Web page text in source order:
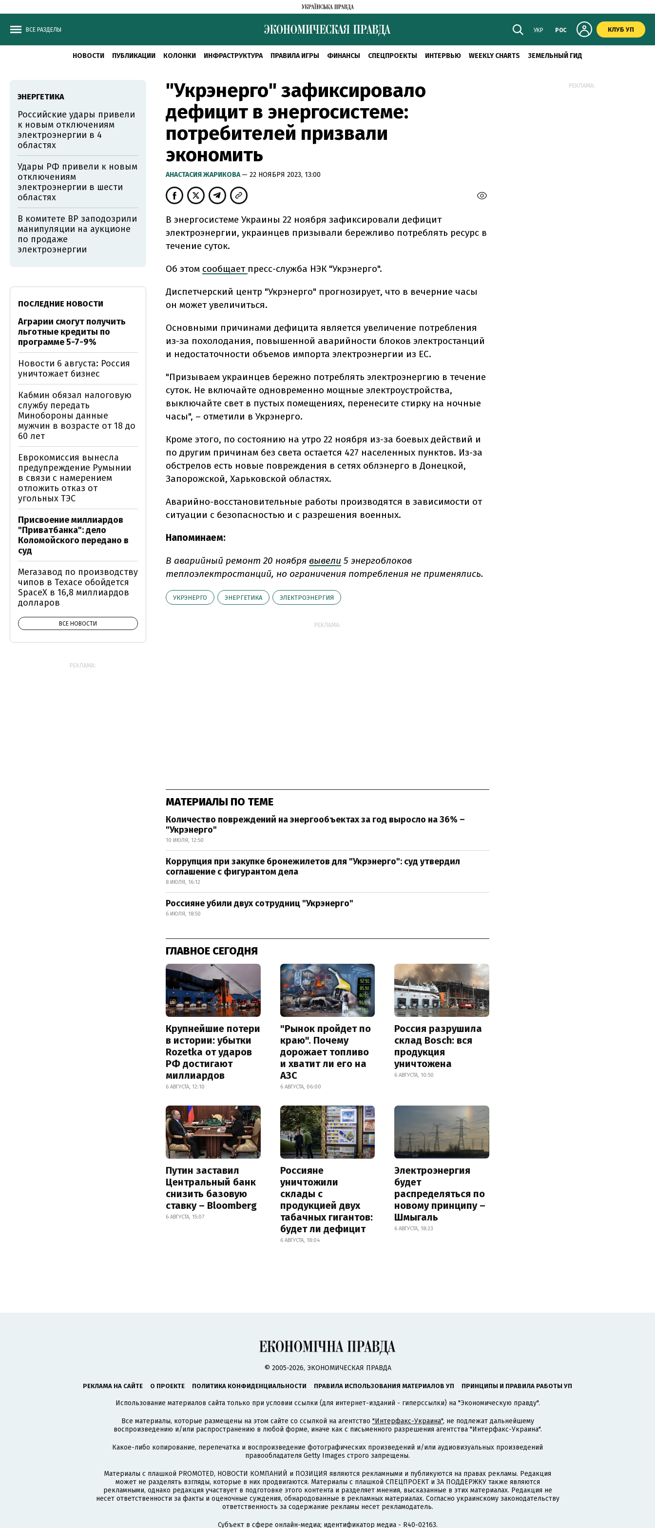
ВСЕ РАЗДЕЛЫ УКР РОС КЛУБ УП
НОВОСТИ ПУБЛИКАЦИИ КОЛОНКИ ИНФРАСТРУКТУРА ПРАВИЛА ИГРЫ ФИНАНСЫ СПЕЦПРОЕКТЫ ИНТЕРВЬЮ WEEKLY CHARTS ЗЕМЕЛЬНЫЙ ГИД
"Укрэнерго" зафиксировало
дефицит в энергосистеме:
потребителей призвали
экономить
АНАСТАСИЯ ЖАРИКОВА— 22 НОЯБРЯ 2023, 13:00
В энергосистеме Украины 22 ноября зафиксировали дефицит
электроэнергии, украинцев призывали бережливо потреблять ресурс в
течение суток.
Об этом сообщает пресс-служба НЭК "Укрэнерго".
Диспетчерский центр "Укрэнерго" прогнозирует, что в вечерние часы
он может увеличиться.
Основными причинами дефицита является увеличение потребления
из-за похолодания, повышенной аварийности блоков электростанций
и недостаточности объемов импорта электроэнергии из ЕС.
"Призываем украинцев бережно потреблять электроэнергию в течение
суток. Не включайте одновременно мощные электроустройства,
выключайте свет в пустых помещениях, перенесите стирку на ночные
часы", – отметили в Укрэнерго.
Кроме этого, по состоянию на утро 22 ноября из-за боевых действий и
по другим причинам без света остается 427 населенных пунктов. Из-за
обстрелов есть новые повреждения в сетях облэнерго в Донецкой,
Запорожской, Харьковской областях.
Аварийно-восстановительные работы производятся в зависимости от
ситуации с безопасностью и с разрешения военных.
Напоминаем:
В аварийный ремонт 20 ноября вывели 5 энергоблоков
теплоэлектростанций, но ограничения потребления не применялись.
УКРЭНЕРГО ЭНЕРГЕТИКА ЭЛЕКТРОЭНЕРГИЯ
РЕКЛАМА:
МАТЕРИАЛЫ ПО ТЕМЕ
Количество повреждений на энергообъектах за год выросло на 36% –
"Укрэнерго"
10 ИЮЛЯ, 12:50
Коррупция при закупке бронежилетов для "Укрэнерго": суд утвердил
соглашение с фигурантом дела
8 ИЮЛЯ, 16:12
Россияне убили двух сотрудниц "Укрэнерго"
6 ИЮЛЯ, 18:50
ГЛАВНОЕ СЕГОДНЯ
Крупнейшие потери
в истории: убытки
Rozetka от ударов
РФ достигают
миллиардов
6 АВГУСТА, 12:10
"Рынок пройдет по
краю". Почему
дорожает топливо
и хватит ли его на
АЗС
6 АВГУСТА, 06:00
Россия разрушила
склад Bosch: вся
продукция
уничтожена
6 АВГУСТА, 10:50
Путин заставил
Центральный банк
снизить базовую
ставку – Bloomberg
6 АВГУСТА, 15:07
Россияне
уничтожили
склады с
продукцией двух
табачных гигантов:
будет ли дефицит
6 АВГУСТА, 18:04
Электроэнергия
будет
распределяться по
новому принципу –
Шмыгаль
6 АВГУСТА, 18:23
ЭНЕРГЕТИКА
Российские удары привели
к новым отключениям
электроэнергии в 4
областях
Удары РФ привели к новым
отключениям
электроэнергии в шести
областях
В комитете ВР заподозрили
манипуляции на аукционе
по продаже
электроэнергии
ПОСЛЕДНИЕ НОВОСТИ
Аграрии смогут получить
льготные кредиты по
программе 5-7-9%
Новости 6 августа: Россия
уничтожает бизнес
Кабмин обязал налоговую
службу передать
Минобороны данные
мужчин в возрасте от 18 до
60 лет
Еврокомиссия вынесла
предупреждение Румынии
в связи с намерением
отложить отказ от
угольных ТЭС
Присвоение миллиардов
"Приватбанка": дело
Коломойского передано в
суд
Мегазавод по производству
чипов в Техасе обойдется
SpaceX в 16,8 миллиардов
долларов
ВСЕ НОВОСТИ
РЕКЛАМА:
РЕКЛАМА:
© 2005-2026, ЭКОНОМИЧЕСКАЯ ПРАВДА
РЕКЛАМА НА САЙТЕ О ПРОЕКТЕ ПОЛИТИКА КОНФИДЕНЦИАЛЬНОСТИ ПРАВИЛА ИСПОЛЬЗОВАНИЯ МАТЕРИАЛОВ УП ПРИНЦИПЫ И ПРАВИЛА РАБОТЫ УП
Использование материалов сайта только при условии ссылки (для интернет-изданий - гиперссылки) на "Экономическую правду".
Все материалы, которые размещены на этом сайте со ссылкой на агентство "Интерфакс-Украина", не подлежат дальнейшему
воспроизведению и/или распространению в любой форме, иначе как с письменного разрешения агентства "Интерфакс-Украина".
Какое-либо копирование, перепечатка и воспроизведение фотографических произведений и/или аудиовизуальных произведений
правообладателя Getty Images строго запрещены.
Материалы с плашкой PROMOTED, НОВОСТИ КОМПАНИЙ и ПОЗИЦИЯ являются рекламными и публикуются на правах рекламы. Редакция
может не разделять взгляды, которые в них продвигаются. Материалы с плашкой СПЕЦПРОЕКТ и ЗА ПОДДЕРЖКУ также являются
рекламными, однако редакция участвует в подготовке этого контента и разделяет мнения, высказанные в этих материалах. Редакция не
несет ответственности за факты и оценочные суждения, обнародованные в рекламных материалах. Согласно украинскому законодательству
ответственность за содержание рекламы несет рекламодатель.
Субъект в сфере онлайн-медиа; идентификатор медиа - R40-02163.